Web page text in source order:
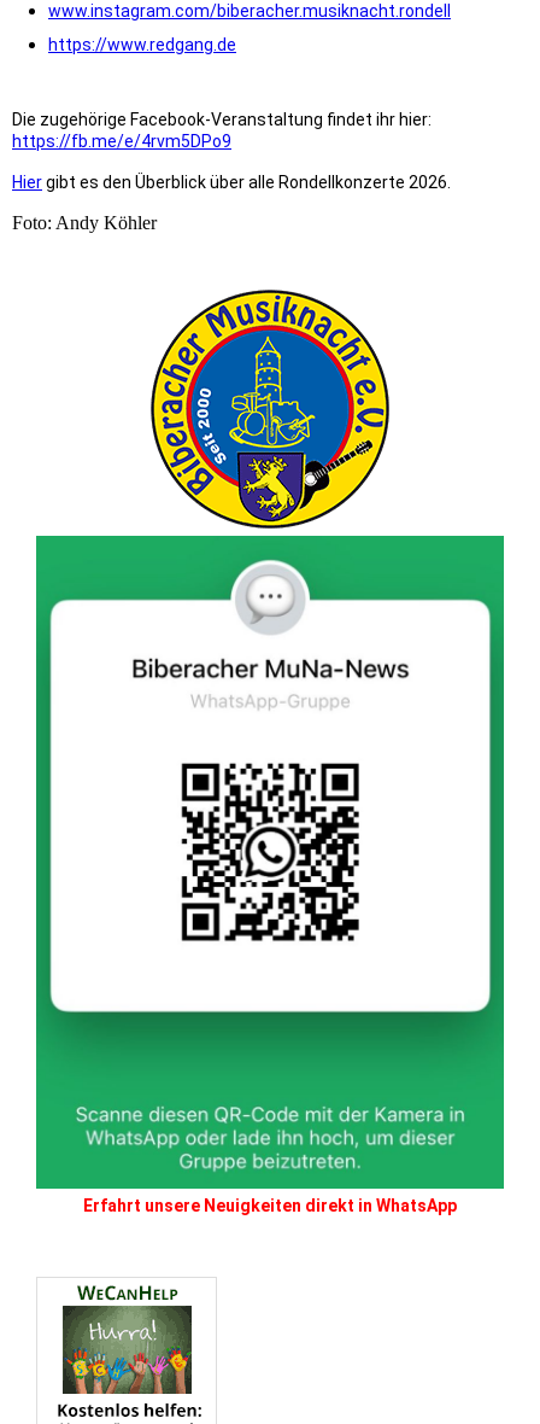
www.instagram.com/biberacher.musiknacht.rondell
https://www.redgang.de
Die zugehörige Facebook-Veranstaltung findet ihr hier:
https://fb.me/e/4rvm5DPo9
Hiergibt es den Überblick über alle Rondellkonzerte 2026.
Foto: Andy Köhler
Erfahrt unsere Neuigkeiten direkt in WhatsApp